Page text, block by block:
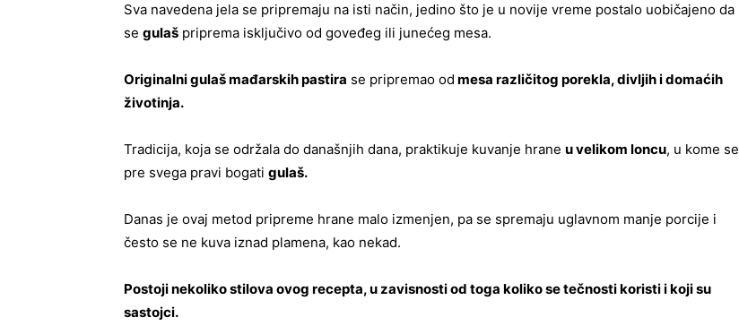
Sva navedena jela se pripremaju na isti način, jedino što je u novije vreme postalo uobičajeno da
se gulaš priprema isključivo od goveđeg ili junećeg mesa.
Originalni gulaš mađarskih pastira se pripremao od mesa različitog porekla, divljih i domaćih
životinja.
Tradicija, koja se održala do današnjih dana, praktikuje kuvanje hrane u velikom loncu, u kome se
pre svega pravi bogati gulaš.
Danas je ovaj metod pripreme hrane malo izmenjen, pa se spremaju uglavnom manje porcije i
često se ne kuva iznad plamena, kao nekad.
Postoji nekoliko stilova ovog recepta, u zavisnosti od toga koliko se tečnosti koristi i koji su
sastojci.